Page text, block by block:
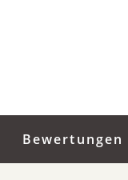
Bewertungen